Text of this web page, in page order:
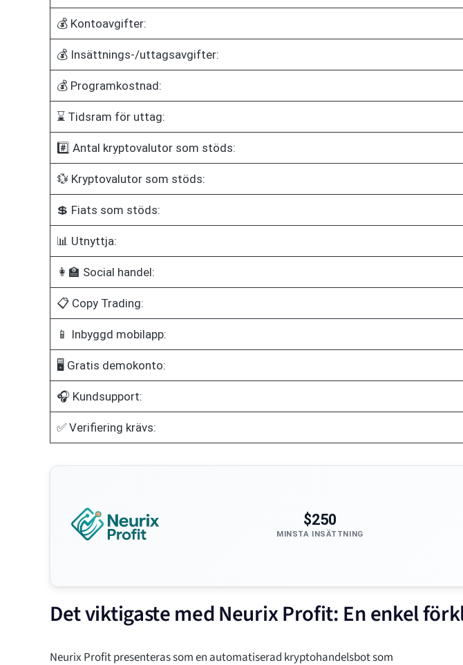
💰 Kontoavgifter:
💰 Insättnings-/uttagsavgifter:
💰 Programkostnad:
⌛ Tidsram för uttag:
#️⃣ Antal kryptovalutor som stöds:
💱 Kryptovalutor som stöds:
💲 Fiats som stöds:
📊 Utnyttja:
👩‍🏫 Social handel:
📋 Copy Trading:
📱 Inbyggd mobilapp:
🖥️ Gratis demokonto:
🎧 Kundsupport:
✅ Verifiering krävs:
$250
MINSTA INSÄTTNING
Det viktigaste med Neurix Profit: En enkel
Neurix Profit presenteras som en automatiserad kryptohandelsbot som